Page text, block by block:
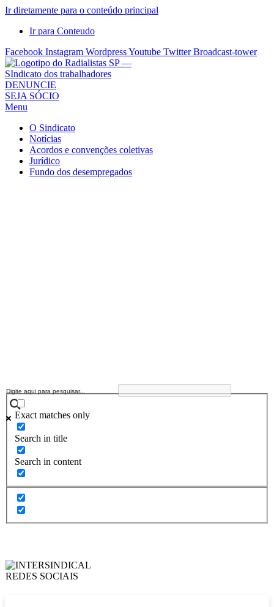
Ir diretamente para o conteúdo principal
Ir para Conteudo
Facebook Instagram WordpressYoutube Twitter Broadcast-tower
Sindicato
dos
Radialistas
São
Paulo
Sindicato
DENUNCIE
SEJA SÓCIO
Menu
O Sindicato
Notícias
Acordos e convenções coletivas
Jurídico
Fundo dos desempregados
Exact matches only
Search in title
Search in content